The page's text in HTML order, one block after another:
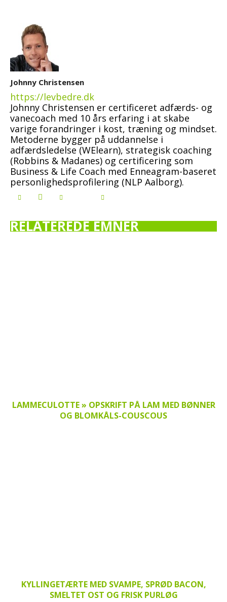
Johnny Christensen
https://levbedre.dk
Johnny Christensen er certificeret adfærds- og
vanecoach med 10 års erfaring i at skabe
varige forandringer i kost, træning og mindset.
Metoderne bygger på uddannelse i
adfærdsledelse (WElearn), strategisk coaching
(Robbins & Madanes) og certificering som
Business & Life Coach med Enneagram-baseret
personlighedsprofilering (NLP Aalborg).
RELATEREDE EMNER
LAMMECULOTTE » OPSKRIFT PÅ LAM MED BØNNER
OG BLOMKÅLS-COUSCOUS
KYLLINGETÆRTE MED SVAMPE, SPRØD BACON,
SMELTET OST OG FRISK PURLØG